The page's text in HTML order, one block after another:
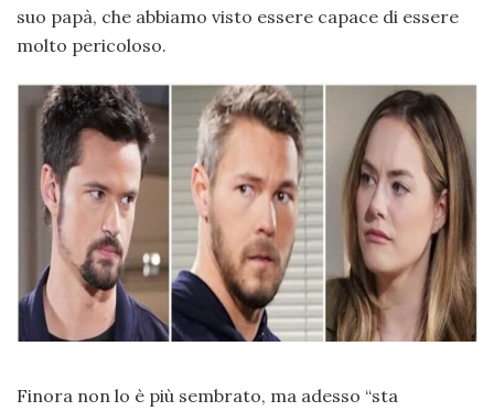
suo papà, che abbiamo visto essere capace di essere
molto pericoloso.
Finora non lo è più sembrato, ma adesso “sta